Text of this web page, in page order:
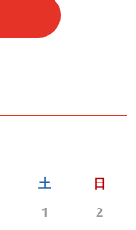
土
日
1
2